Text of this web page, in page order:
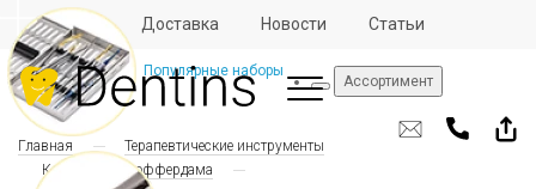
Отзывы Доставка Новости Статьи
Ассортимент
Популярные наборы
Главная
Терапевтические инструменты
Клампы для коффердама